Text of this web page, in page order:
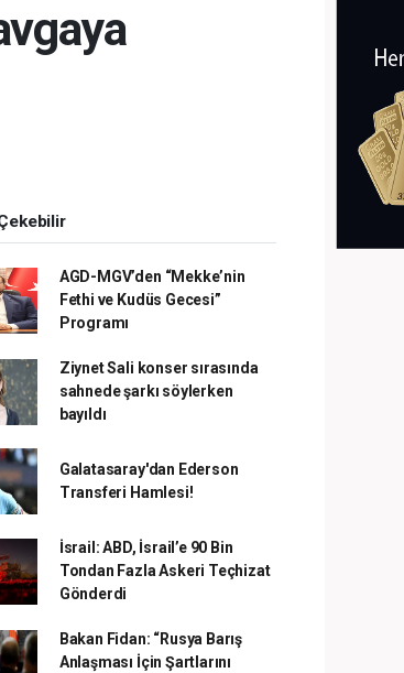
AGD-MGV’den “Mekke’nin
Fethi ve Kudüs Gecesi”
Programı
Ziynet Sali konser sırasında
sahnede şarkı söylerken
bayıldı
Galatasaray'dan Ederson
Transferi Hamlesi!
İsrail: ABD, İsrail’e 90 Bin
Tondan Fazla Askeri Teçhizat
Gönderdi
Bakan Fidan: “Rusya Barış
Anlaşması İçin Şartlarını